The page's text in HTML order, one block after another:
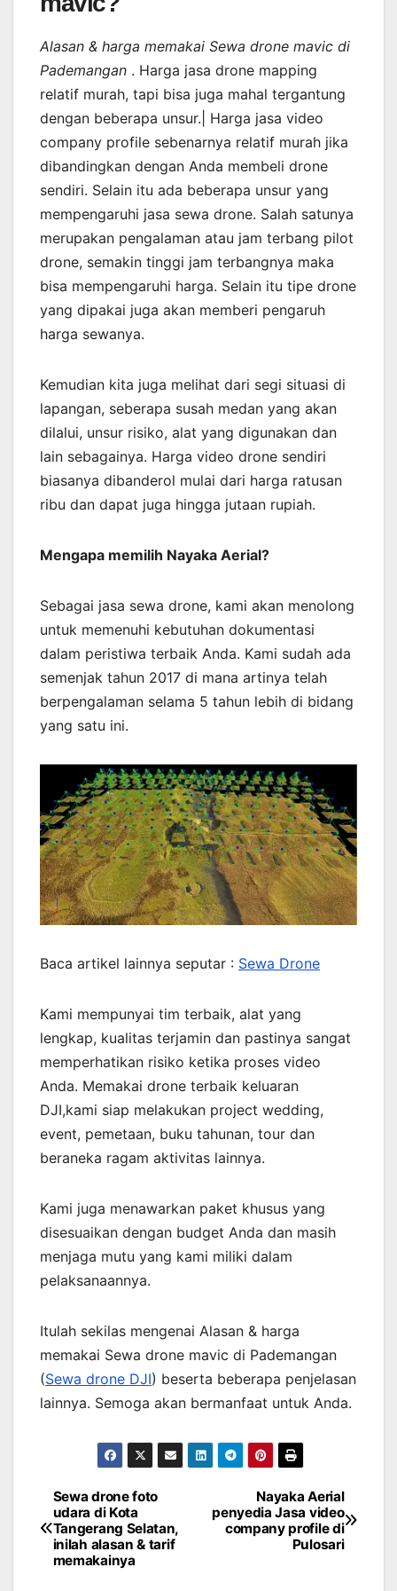
Alasan & harga memakai Sewa drone mavic di
Pademangan . Harga jasa drone mapping
relatif murah, tapi bisa juga mahal tergantung
dengan beberapa unsur.| Harga jasa video
company profile sebenarnya relatif murah jika
dibandingkan dengan Anda membeli drone
sendiri. Selain itu ada beberapa unsur yang
mempengaruhi jasa sewa drone. Salah satunya
merupakan pengalaman atau jam terbang pilot
drone, semakin tinggi jam terbangnya maka
bisa mempengaruhi harga. Selain itu tipe drone
yang dipakai juga akan memberi pengaruh
harga sewanya.
Kemudian kita juga melihat dari segi situasi di
lapangan, seberapa susah medan yang akan
dilalui, unsur risiko, alat yang digunakan dan
lain sebagainya. Harga video drone sendiri
biasanya dibanderol mulai dari harga ratusan
ribu dan dapat juga hingga jutaan rupiah.
Mengapa memilih Nayaka Aerial?
Sebagai jasa sewa drone, kami akan menolong
untuk memenuhi kebutuhan dokumentasi
dalam peristiwa terbaik Anda. Kami sudah ada
semenjak tahun 2017 di mana artinya telah
berpengalaman selama 5 tahun lebih di bidang
yang satu ini.
Baca artikel lainnya seputar : Sewa Drone
Kami mempunyai tim terbaik, alat yang
lengkap, kualitas terjamin dan pastinya sangat
memperhatikan risiko ketika proses video
Anda. Memakai drone terbaik keluaran
DJI,kami siap melakukan project wedding,
event, pemetaan, buku tahunan, tour dan
beraneka ragam aktivitas lainnya.
Kami juga menawarkan paket khusus yang
disesuaikan dengan budget Anda dan masih
menjaga mutu yang kami miliki dalam
pelaksanaannya.
Itulah sekilas mengenai Alasan & harga
memakai Sewa drone mavic di Pademangan
(Sewa drone DJI) beserta beberapa penjelasan
lainnya. Semoga akan bermanfaat untuk Anda.
Post
navigation
Nayaka Aerial
penyedia Jasa video
company profile di
Pulosari
Sewa drone foto
udara di Kota
Tangerang Selatan,
inilah alasan & tarif
memakainya